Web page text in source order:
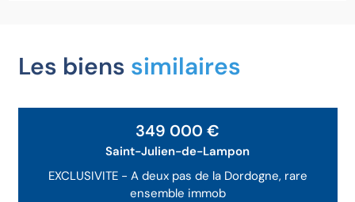
Les biens similaires
EXCLUSIVITE - A deux pas de la Dordogne, rare
ensemble immob
349 000 €
Saint-Julien-de-Lampon